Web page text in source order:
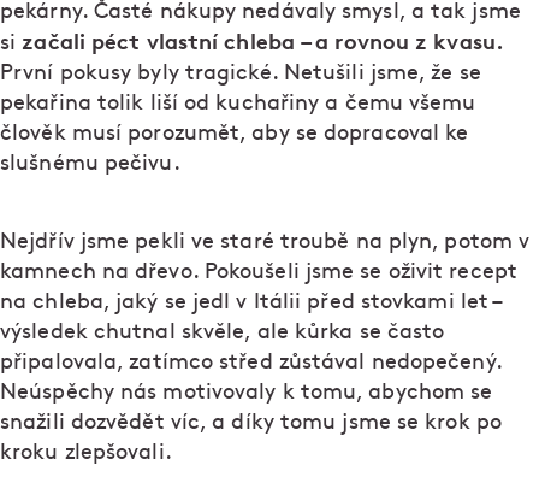
pekárny. Časté nákupy nedávaly smysl, a tak jsme
si začali péct vlastní chleba – a rovnou z kvasu.
První pokusy byly tragické. Netušili jsme, že se
pekařina tolik liší od kuchařiny a čemu všemu
člověk musí porozumět, aby se dopracoval ke
slušnému pečivu.
Nejdřív jsme pekli ve staré troubě na plyn, potom v
kamnech na dřevo. Pokoušeli jsme se oživit recept
na chleba, jaký se jedl v Itálii před stovkami let –
výsledek chutnal skvěle, ale kůrka se často
připalovala, zatímco střed zůstával nedopečený.
Neúspěchy nás motivovaly k tomu, abychom se
snažili dozvědět víc, a díky tomu jsme se krok po
kroku zlepšovali.